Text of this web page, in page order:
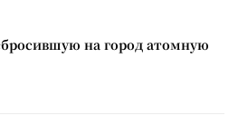
на город атомную